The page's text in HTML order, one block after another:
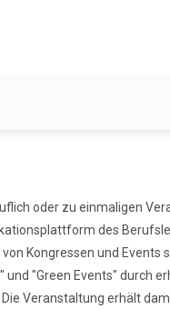
oder zu einmaligen
des
Kongressen und
"Green Events" durch
Veranstaltung erhält